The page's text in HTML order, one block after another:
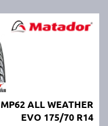
ALL WEATHER
EVO 175/70 R14